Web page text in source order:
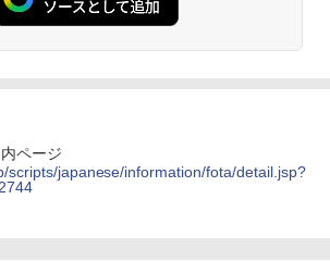
ページ
scripts/japanese/information/fota/detail.jsp?